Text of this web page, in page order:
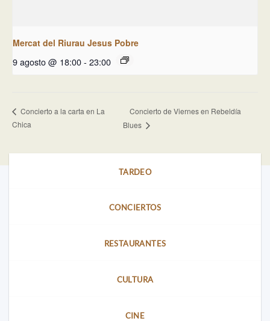
Mercat del Riurau Jesus Pobre
9 agosto @ 18:00- 23:00
Concierto a la carta en La
Chica
Concierto de Viernes en Rebeldía
Blues
TARDEO
CONCIERTOS
RESTAURANTES
CULTURA
CINE